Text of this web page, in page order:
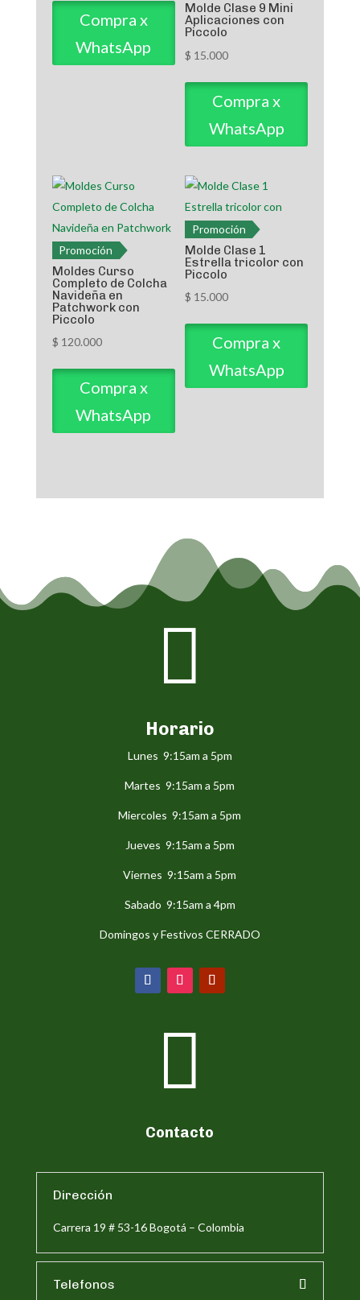
Compra x
WhatsApp
Molde Clase 9 Mini
Aplicaciones con
Piccolo
$ 15.000
Compra x
WhatsApp
Promoción
Moldes Curso
Completo de Colcha
Navideña en
Patchwork con
Piccolo
$ 120.000
Compra x
WhatsApp
Promoción
Molde Clase 1
Estrella tricolor con
Piccolo
$ 15.000
Compra x
WhatsApp

Horario
Lunes 9:15am a 5pm
Martes 9:15am a 5pm
Miercoles 9:15am a 5pm
Jueves 9:15am a 5pm
Viernes 9:15am a 5pm
Sabado 9:15am a 4pm
Domingos y Festivos CERRADO

Contacto
Dirección
Carrera 19 # 53-16 Bogotá – Colombia
Telefonos